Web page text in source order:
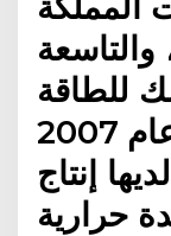
والتاسعة
للطاقة
وأكبر منتج لل15. وفي عام 2007
إنتاج
9,5 وحدة حرارية